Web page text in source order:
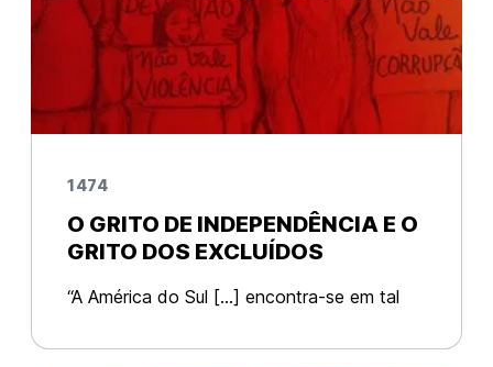
1474
O GRITO DE INDEPENDÊNCIA E O
GRITO DOS EXCLUÍDOS
“A América do Sul […] encontra-se em tal
Londres que quase a devemos qualificar de